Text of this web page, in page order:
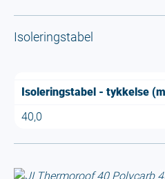
Isoleringstabel
Isoleringstabel - tykkelse
40,0